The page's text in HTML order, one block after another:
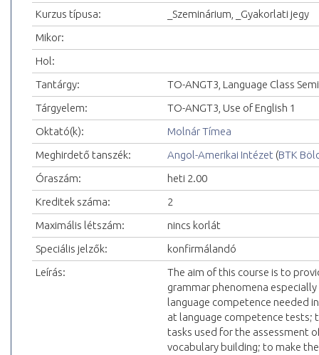
Kurzus típusa:
_Szeminárium, _Gyakorlati jegy
Mikor:
Hol:
Tantárgy:
TO-ANGT3, Language Class
Tárgyelem:
TO-ANGT3, Use of English 1
Oktató(k):
Molnár Tímea
Meghirdető tanszék:
Angol-Amerikai Intézet (BTK
Óraszám:
heti 2.00
Kreditek száma:
2
Maximális létszám:
nincs korlát
Speciális jelzők:
konfirmálandó
Leírás:
The aim of this course is to
grammar phenomena
language competence needed
at language competence tests;
tasks used for the assessment
vocabulary building; to make